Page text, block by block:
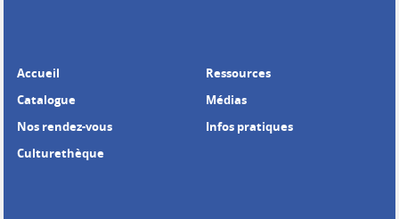
Accueil
Catalogue
Nos rendez-vous
Culturethèque
Ressources
Médias
Infos pratiques